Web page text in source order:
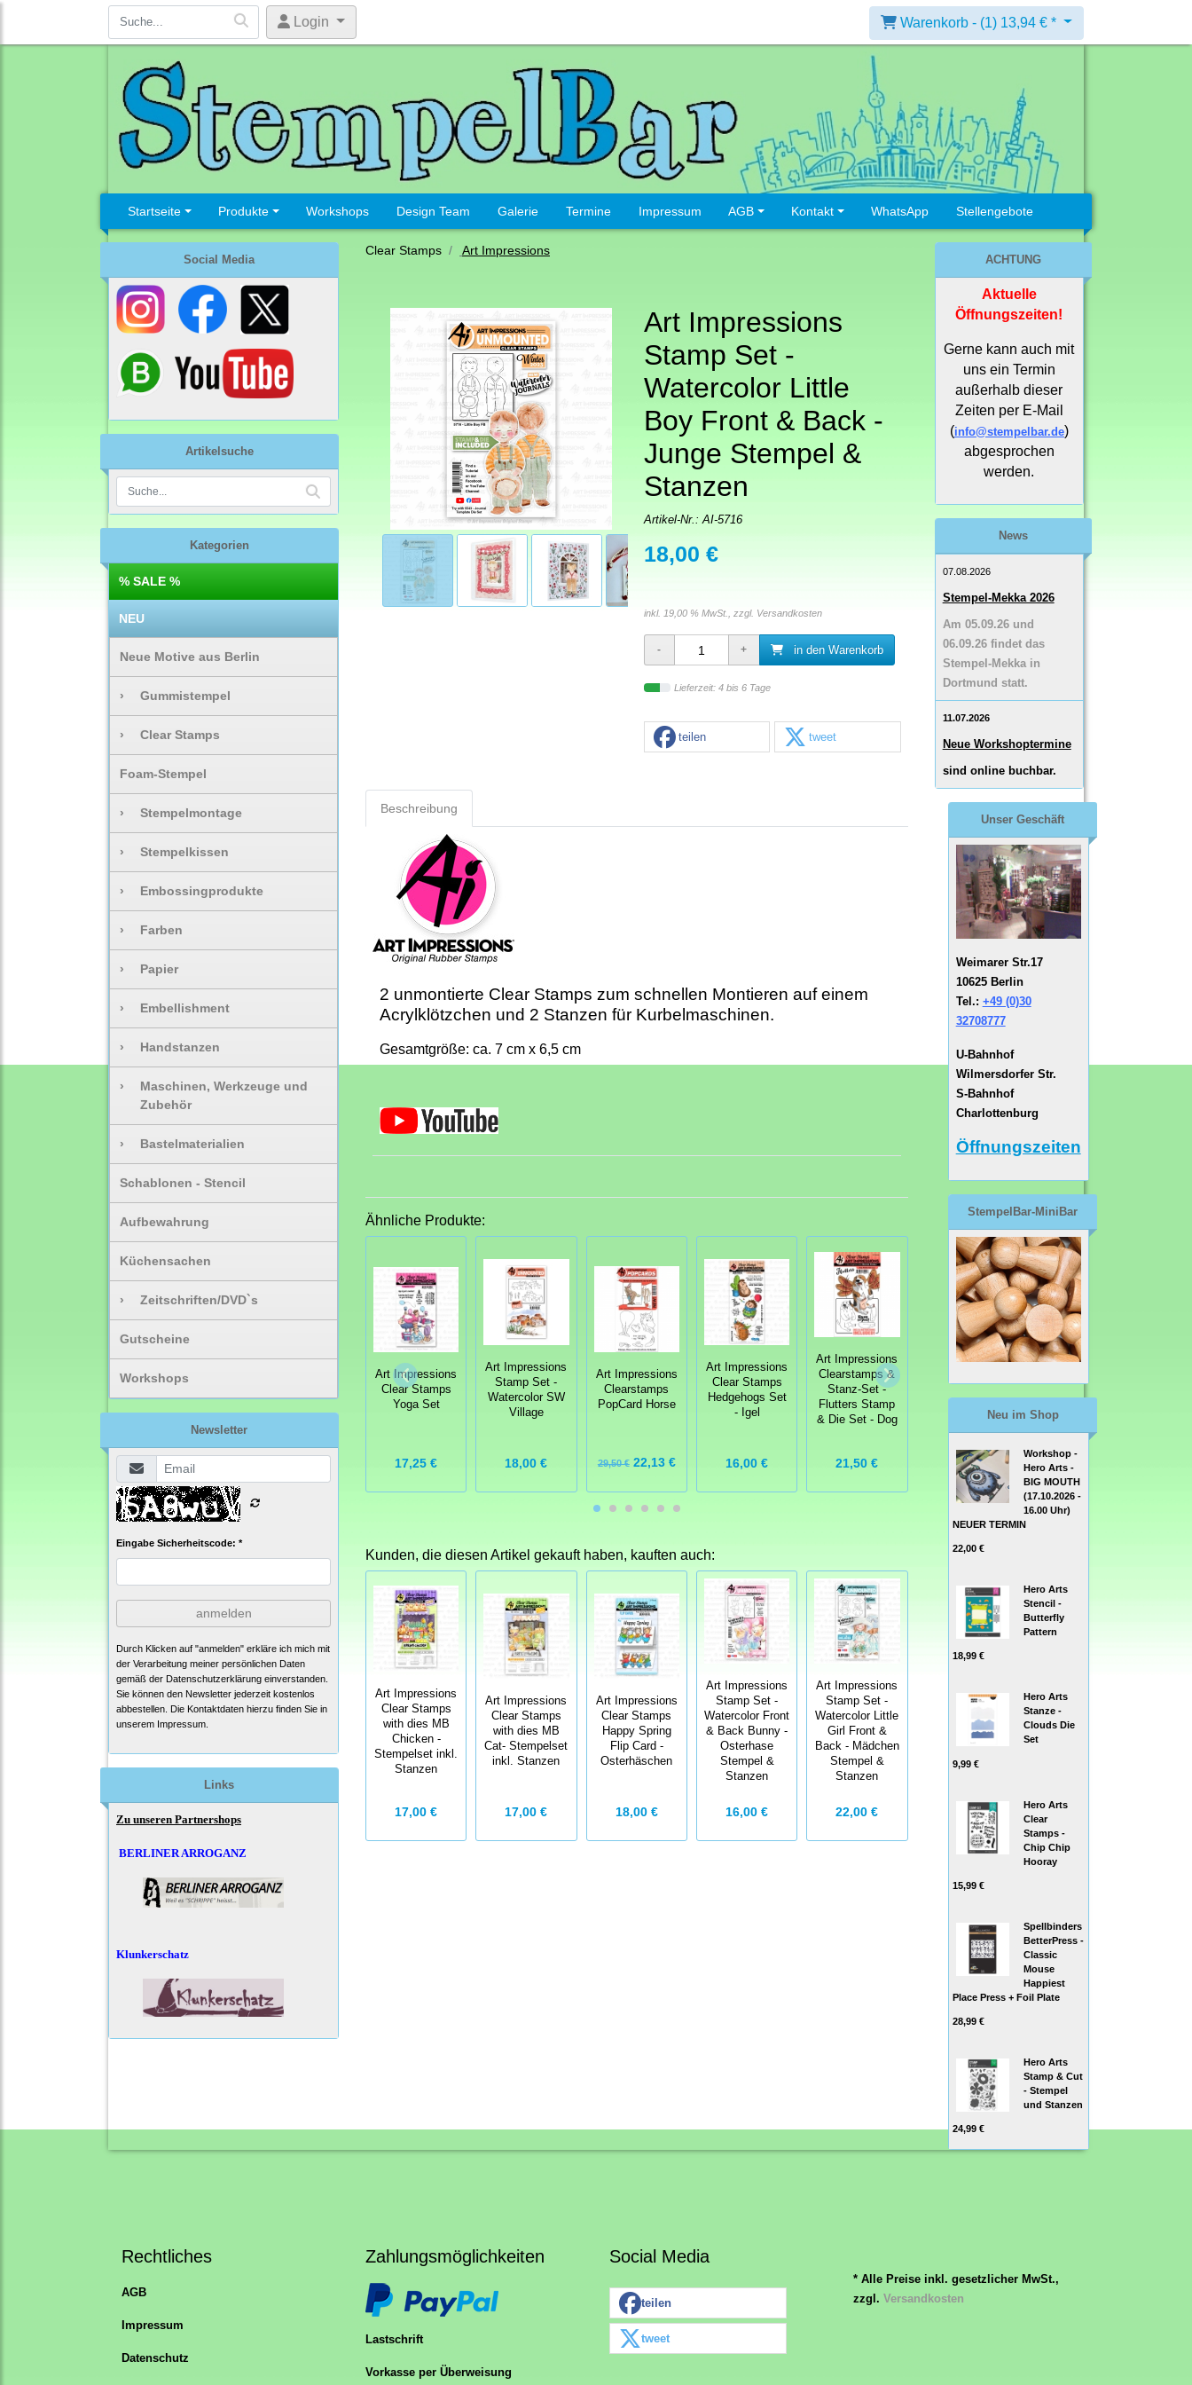
Login Warenkorb - (1) 13,94 € *
Startseite Produkte Workshops Design Team Galerie Termine Impressum AGB Kontakt WhatsApp Stellengebote
Social Media
Artikelsuche
Kategorien
% SALE %
NEU
Neue Motive aus Berlin
› Gummistempel
› Clear Stamps
Foam-Stempel
› Stempelmontage
› Stempelkissen
› Embossingprodukte
› Farben
› Papier
› Embellishment
› Handstanzen
›
Maschinen, Werkzeuge und
Zubehör
› Bastelmaterialien
Schablonen - Stencil
Aufbewahrung
Küchensachen
› Zeitschriften/DVD`s
Gutscheine
Workshops
Newsletter
Eingabe Sicherheitscode: *
anmelden
Durch Klicken auf "anmelden" erkläre ich mich mit
der Verarbeitung meiner persönlichen Daten
gemäß der Datenschutzerklärung einverstanden.
Sie können den Newsletter jederzeit kostenlos
abbestellen. Die Kontaktdaten hierzu finden Sie in
unserem Impressum.
Links
Zu unseren Partnershops
BERLINER ARROGANZ
Klunkerschatz
Clear Stamps Art Impressions
Art Impressions
Stamp Set -
Watercolor Little
Boy Front & Back -
Junge Stempel &
Stanzen
Artikel-Nr.:AI-5716
18,00 €
inkl. 19,00 % MwSt., zzgl. Versandkosten
in den Warenkorb
Lieferzeit: 4 bis 6 Tage
teilen tweet
Beschreibung
2 unmontierte Clear Stamps zum schnellen Montieren auf einem
Acrylklötzchen und 2 Stanzen für Kurbelmaschinen.
Gesamtgröße: ca. 7 cm x 6,5 cm
Ähnliche Produkte:
Art Impressions
Clear Stamps
Yoga Set
17,25 €
Art Impressions
Stamp Set -
Watercolor SW
Village
18,00 €
Art Impressions
Clearstamps
PopCard Horse
29,50 €22,13 €
Art Impressions
Clear Stamps
Hedgehogs Set
- Igel
16,00 €
Art Impressions
Clearstamps &
Stanz-Set -
Flutters Stamp
& Die Set - Dog
21,50 €
Art Impressions
und Stanzen -
Twist Ties
Stamp & Die
21,50 € 16,00 €
Kunden, die diesen Artikel gekauft haben, kauften auch:
Art Impressions
Clear Stamps
with dies MB
Chicken -
Stempelset inkl.
Stanzen
17,00 €
Art Impressions
Clear Stamps
with dies MB
Cat- Stempelset
inkl. Stanzen
17,00 €
Art Impressions
Clear Stamps
Happy Spring
Flip Card -
Osterhäschen
18,00 €
Art Impressions
Stamp Set -
Watercolor Front
& Back Bunny -
Osterhase
Stempel &
Stanzen
16,00 €
Art Impressions
Stamp Set -
Watercolor Little
Girl Front &
Back - Mädchen
Stempel &
Stanzen
22,00 €
ACHTUNG
Aktuelle
Öffnungszeiten!
Gerne kann auch mit
uns ein Termin
außerhalb dieser
Zeiten per E-Mail
(info@stempelbar.de)
abgesprochen
werden.
News
07.08.2026
Stempel-Mekka 2026
Am 05.09.26 und
06.09.26 findet das
Stempel-Mekka in
Dortmund statt.
11.07.2026
Neue Workshoptermine
sind online buchbar.
Unser Geschäft
Weimarer Str.17
10625 Berlin
Tel.: +49 (0)30
32708777
U-Bahnhof
Wilmersdorfer Str.
S-Bahnhof
Charlottenburg
Öffnungszeiten
StempelBar-MiniBar
Neu im Shop
Workshop -
Hero Arts -
BIG MOUTH
(17.10.2026 -
16.00 Uhr)
NEUER TERMIN
22,00 €
Hero Arts
Stencil -
Butterfly
Pattern
18,99 €
Hero Arts
Stanze -
Clouds Die
Set
9,99 €
Hero Arts
Clear
Stamps -
Chip Chip
Hooray
15,99 €
Spellbinders
BetterPress -
Classic
Mouse
Happiest
Place Press + Foil Plate
28,99 €
Hero Arts
Stamp & Cut
- Stempel
und Stanzen
24,99 €
Rechtliches
AGB
Impressum
Datenschutz
Zahlungsmöglichkeiten
Lastschrift
Vorkasse per Überweisung
Social Media
teilen
tweet
* Alle Preise inkl. gesetzlicher MwSt.,
zzgl. Versandkosten